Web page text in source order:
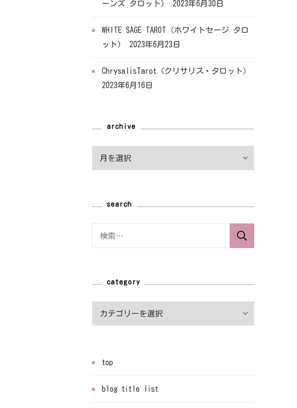
ーンズ タロット）
2023年6月30日
WHITE SAGE TAROT（ホワイトセージ タロ
ット）
2023年6月23日
ChrysalisTarot（クリサリス・タロット）
2023年6月16日
archive
search
category
top
blog title list